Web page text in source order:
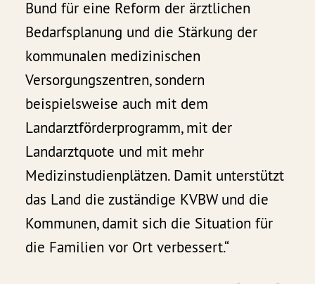
Bund für eine Reform der ärztlichen
Bedarfsplanung und die Stärkung der
kommunalen medizinischen
Versorgungszentren, sondern
beispielsweise auch mit dem
Landarztförderprogramm, mit der
Landarztquote und mit mehr
Medizinstudienplätzen. Damit unterstützt
das Land die zuständige KVBW und die
Kommunen, damit sich die Situation für
die Familien vor Ort verbessert.“